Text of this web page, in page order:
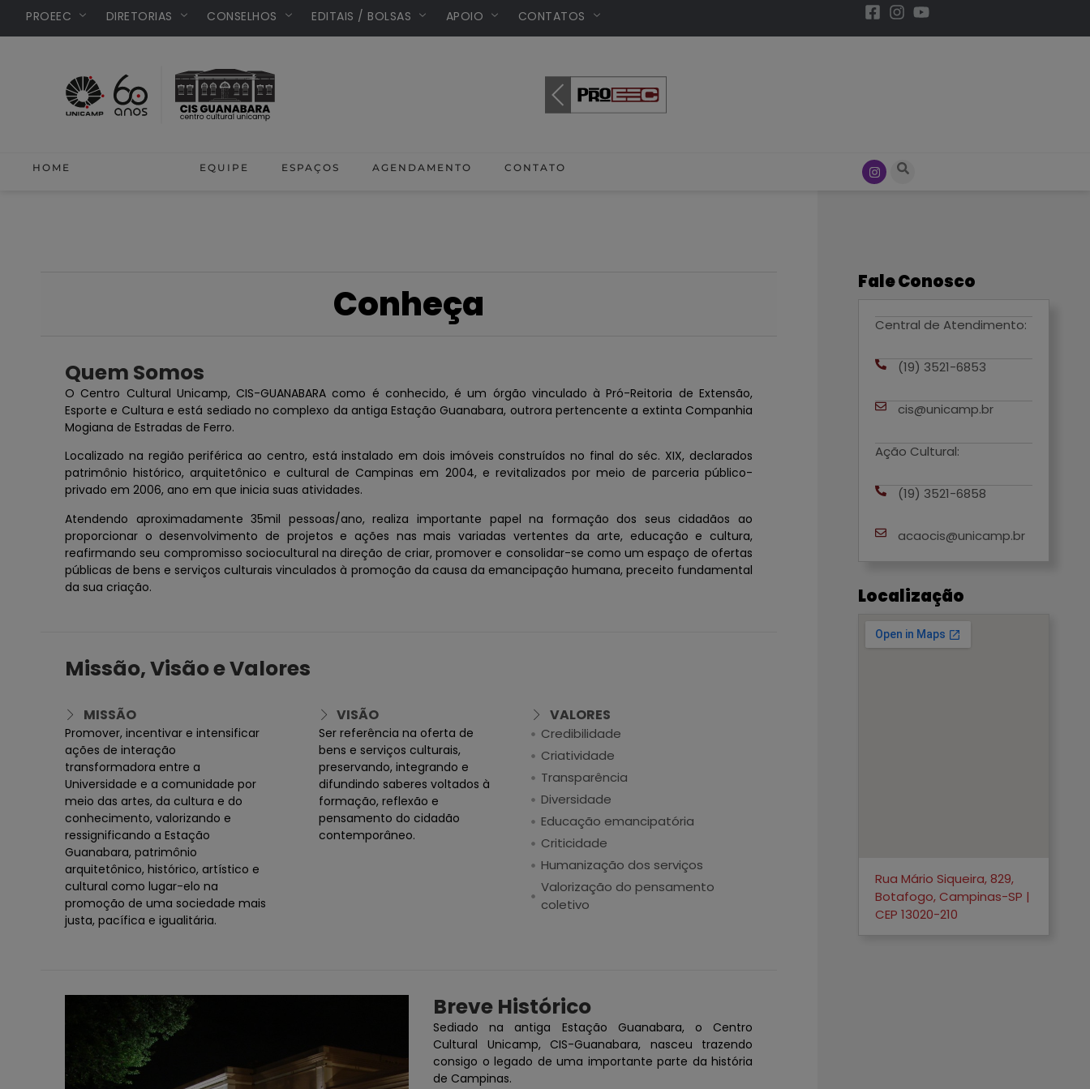
PROEEC DIRETORIAS CONSELHOS EDITAIS / BOLSAS APOIO CONTATOS
HOME EQUIPE ESPAÇOS AGENDAMENTO CONTATO
Conheça
Quem Somos
O Centro Cultural Unicamp, CIS-GUANABARA como é conhecido, é um órgão vinculado à Pró-Reitoria de Extensão,
Esporte e Cultura e está sediado no complexo da antiga Estação Guanabara, outrora pertencente a extinta Companhia
Mogiana de Estradas de Ferro.
Localizado na região periférica ao centro, está instalado em dois imóveis construídos no final do séc. XIX, declarados
patrimônio histórico, arquitetônico e cultural de Campinas em 2004, e revitalizados por meio de parceria público-
privado em 2006, ano em que inicia suas atividades.
Atendendo aproximadamente 35mil pessoas/ano, realiza importante papel na formação dos seus cidadãos ao
proporcionar o desenvolvimento de projetos e ações nas mais variadas vertentes da arte, educação e cultura,
reafirmando seu compromisso sociocultural na direção de criar, promover e consolidar-se como um espaço de ofertas
públicas de bens e serviços culturais vinculados à promoção da causa da emancipação humana, preceito fundamental
da sua criação.
Missão, Visão e Valores
MISSÃO
Promover, incentivar e intensificar
ações de interação
transformadora entre a
Universidade e a comunidade por
meio das artes, da cultura e do
conhecimento, valorizando e
ressignificando a Estação
Guanabara, patrimônio
arquitetônico, histórico, artístico e
cultural como lugar-elo na
promoção de uma sociedade mais
justa, pacífica e igualitária.
VISÃO
Ser referência na oferta de
bens e serviços culturais,
preservando, integrando e
difundindo saberes voltados à
formação, reflexão e
pensamento do cidadão
contemporâneo.
VALORES
Credibilidade
Criatividade
Transparência
Diversidade
Educação emancipatória
Criticidade
Humanização dos serviços
Valorização do pensamento
coletivo
Breve Histórico
Sediado na antiga Estação Guanabara, o Centro
Cultural Unicamp, CIS-Guanabara, nasceu trazendo
consigo o legado de uma importante parte da história
de Campinas.
Fale Conosco
Central de Atendimento:
(19) 3521-6853
cis@unicamp.br
Ação Cultural:
(19) 3521-6858
acaocis@unicamp.br
Localização
Rua Mário Siqueira, 829,
Botafogo, Campinas-SP |
CEP 13020-210